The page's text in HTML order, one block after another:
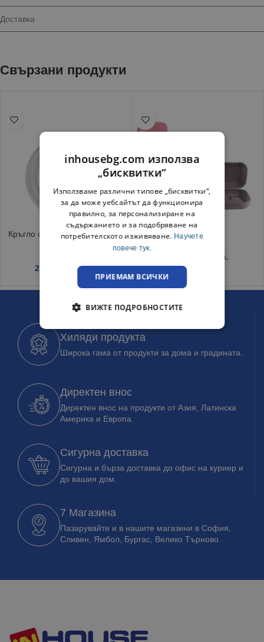
Доставка
Свързани продукти
Кръгло огледало за баня Ø31
2.45 / 4.79 лв.
Сапунерка
/ 1.55 лв.
Хиляди продукта
Широка гама от продукти за дома и градината.
Директен внос
Директен внос на продукти от Азия, Латинска
Америка и Европа.
Сигурна доставка
Сигурна и бърза доставка до офис на куриер и
до вашия дом.
7 Магазина
Пазарувайте и в нашите магазини в София,
Сливен, Ямбол, Бургас, Велико Търново.
inhousebg.com използва
„бисквитки“
Използваме различни типове „бисквитки“,
за да може уебсайтът да функционира
правилно, за персонализиране на
съдържанието и за подобряване на
потребителското изживяване. Научете
повече тук.
ПРИЕМАМ ВСИЧКИ
ВИЖТЕ ПОДРОБНОСТИТЕ